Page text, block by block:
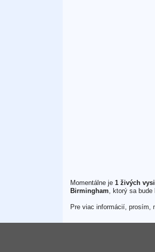
Momentálne je 1 živých
Birmingham, ktorý sa bude
Pre viac informácií, prosím,